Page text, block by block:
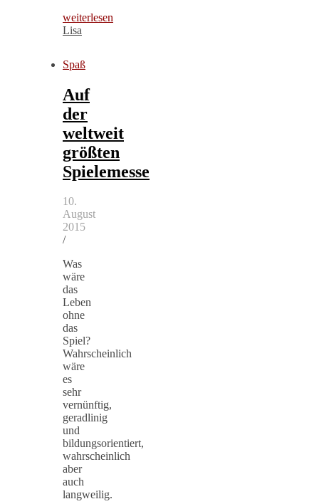
weiterlesen
Lisa
Spaß
Auf
der
weltweit
größten
Spielemesse
10.
August
2015
/
Was
wäre
das
Leben
ohne
das
Spiel?
Wahrscheinlich
wäre
es
sehr
vernünftig,
geradlinig
und
bildungsorientiert,
wahrscheinlich
aber
auch
langweilig.